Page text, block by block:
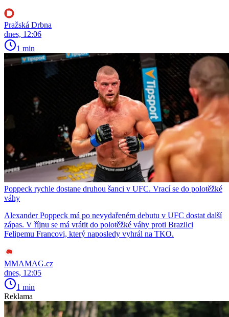
Pražská Drbna
dnes, 12:06
1 min
Poppeck rychle dostane druhou šanci v UFC. Vrací se do polotěžké
váhy
Alexander Poppeck má po nevydařeném debutu v UFC dostat další
zápas. V říjnu se má vrátit do polotěžké váhy proti Brazilci
Felipemu Francovi, který naposledy vyhrál na TKO.
MMAMAG.cz
dnes, 12:05
1 min
Reklama